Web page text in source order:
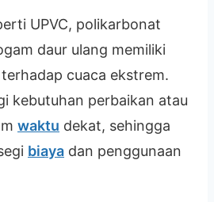
UPVC, polikarbonat
daur ulang memiliki
cuaca ekstrem.
kebutuhan perbaikan atau
waktu dekat, sehingga
biaya dan penggunaan